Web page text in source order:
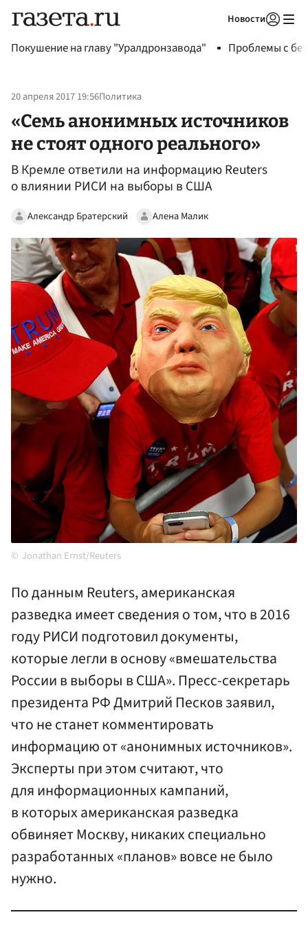
Новости
Покушение на главу "Уралдронзавода" Проблемы с
20 апреля 2017 19:56Политика
«Семь анонимных источников
не стоят одного реального»
В Кремле ответили на информацию Reuters
о влиянии РИСИ на выборы в США
Александр Братерский Алена Малик
Jonathan Ernst/Reuters
По данным Reuters, американская
разведка имеет сведения о том, что в 2016
году РИСИ подготовил документы,
которые легли в основу «вмешательства
России в выборы в США». Пресс-секретарь
президента РФ Дмитрий Песков заявил,
что не станет комментировать
информацию от «анонимных источников».
Эксперты при этом считают, что
для информационных кампаний,
в которых американская разведка
обвиняет Москву, никаких специально
разработанных «планов» вовсе не было
нужно.